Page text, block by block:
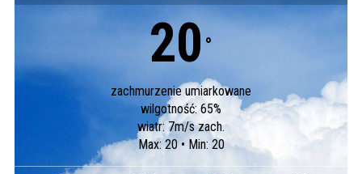
20 °
zachmurzenie umiarkowane
wilgotność: 65%
wiatr: 7m/s zach.
Max: 20 • Min: 20